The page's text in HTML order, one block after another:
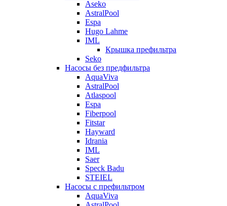
Aseko
AstralPool
Espa
Hugo Lahme
IML
Крышка префильтра
Seko
Насосы без предфильтра
AquaViva
AstralPool
Atlaspool
Espa
Fiberpool
Fitstar
Hayward
Idrania
IML
Saer
Speck Badu
STEIEL
Насосы с префильтром
AquaViva